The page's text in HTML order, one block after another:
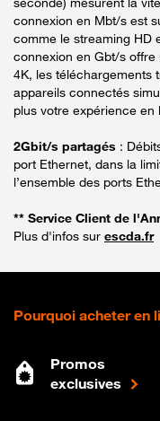
connexion en Mbt/s est
comme le streaming HD
connexion en Gbt/s
4K, les téléchargements
appareils connectés
plus votre expérience
2Gbit/s partagés :
port Ethernet, dans la
l’ensemble des ports
** Service Client de
Plus d'infos sur escda.fr
Pourquoi acheter en
Promos
exclusives